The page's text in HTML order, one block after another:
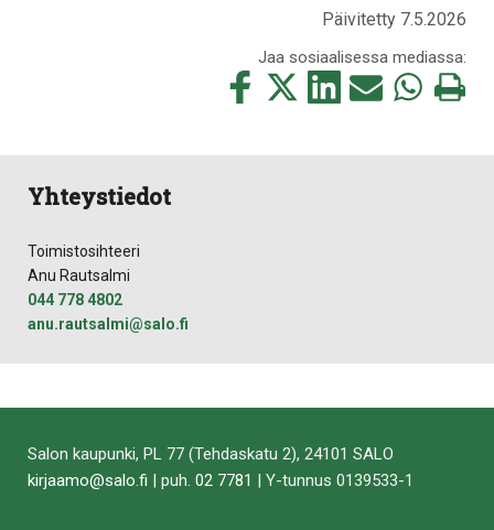
Päivitetty 7.5.2026
Jaa sosiaalisessa mediassa:
Jaa
tämä
Jaa
Jaa
tämä
Jaa
Jaa
Tulosta
Yhteystiedot
Toimistosihteeri
Anu Rautsalmi
044 778 4802
anu.rautsalmi@salo.fi
Salon kaupunki, PL 77 (Tehdaskatu 2), 24101 SALO
kirjaamo@salo.fi | puh. 02 7781 | Y-tunnus 0139533-1